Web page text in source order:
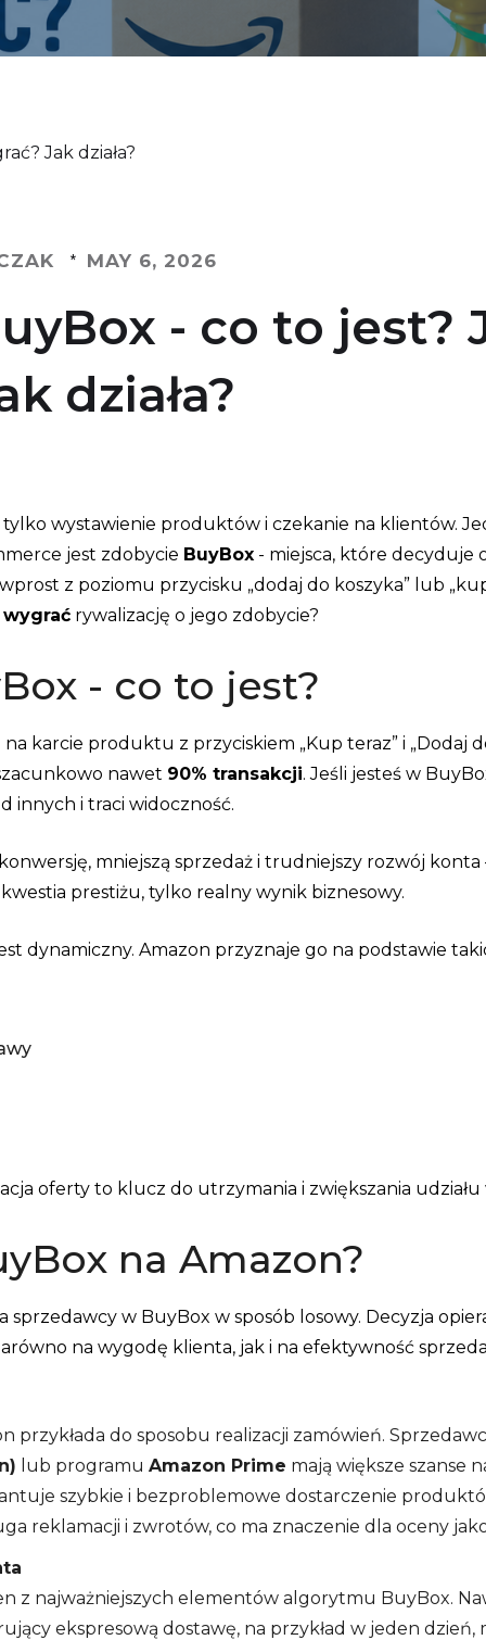
Jak działa?
* MAY 6, 2026
- co to jest?
działa?
tylko wystawienie produktów i czekanie na klientów.
jest zdobycie BuyBox- miejsca, które decyduje
z poziomu przycisku „dodaj do koszyka” lub
wygraćrywalizację o jego zdobycie?
- co to jest?
karcie produktu z przyciskiem „Kup teraz” i „Dodaj
nawet 90% transakcji. Jeśli jesteś w
innych i traci widoczność.
mniejszą sprzedaż i trudniejszy rozwój
prestiżu, tylko realny wynik biznesowy.
dynamiczny. Amazon przyznaje go na podstawie
oferty to klucz do utrzymania i zwiększania udziału
na Amazon?
sprzedawcy w BuyBox w sposób losowy. Decyzja
na wygodę klienta, jak i na efektywność
przykłada do sposobu realizacji zamówień.
lub programu Amazon Prime mają większe szanse
szybkie i bezproblemowe dostarczenie
reklamacji i zwrotów, co ma znaczenie dla oceny
z najważniejszych elementów algorytmu BuyBox.
ekspresową dostawę, na przykład w jeden dzień,